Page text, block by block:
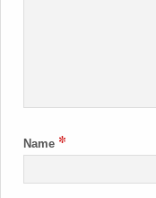
Name *